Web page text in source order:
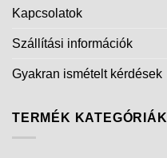
Kapcsolatok
Szállítási információk
Gyakran ismételt kérdések
TERMÉK KATEGÓRIÁK